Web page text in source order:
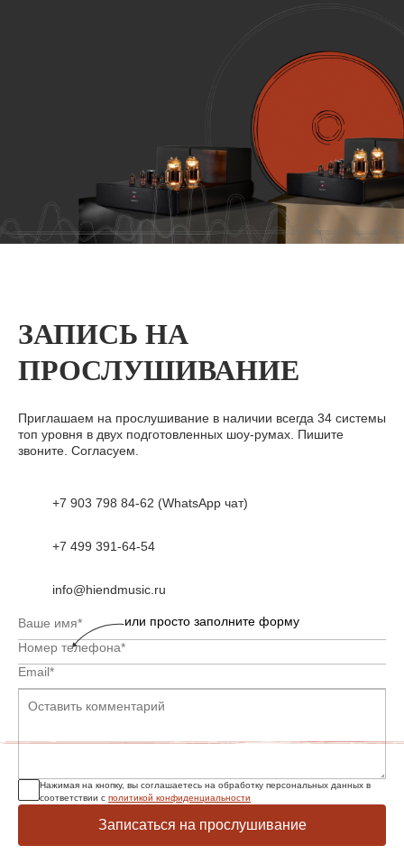
ЗАПИСЬ НА
ПРОСЛУШИВАНИЕ
Приглашаем на прослушивание в наличии всегда 34 системы
топ уровня в двух подготовленных шоу-румах. Пишите
звоните. Согласуем.
+7 903 798 84-62 (WhatsApp чат)
+7 499 391-64-54
info@hiendmusic.ru
Нажимая на кнопку, вы соглашаетесь на обработку персональных данных в
соответствии с политикой конфиденциальности
Записаться на прослушивание
или просто заполните форму